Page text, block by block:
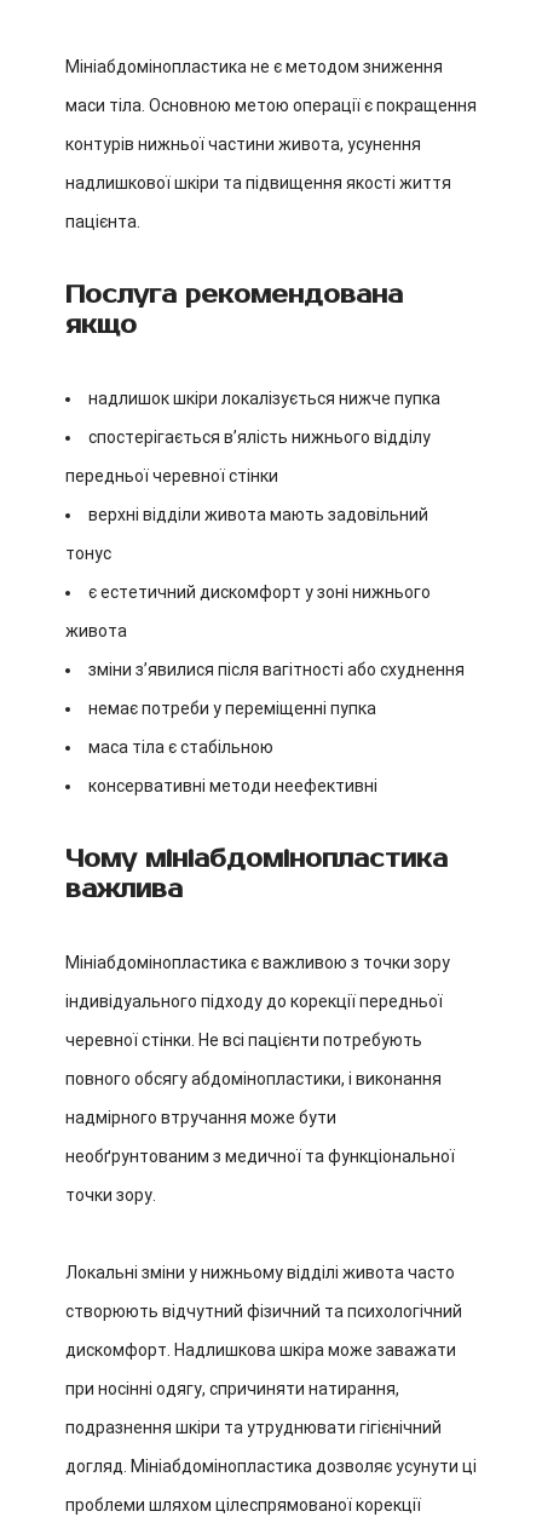
Мініабдомінопластика не є методом зниження
маси тіла. Основною метою операції є покращення
контурів нижньої частини живота, усунення
надлишкової шкіри та підвищення якості життя
пацієнта.
Послуга рекомендована
якщо
надлишок шкіри локалізується нижче пупка
спостерігається в’ялість нижнього відділу
передньої черевної стінки
верхні відділи живота мають задовільний
тонус
є естетичний дискомфорт у зоні нижнього
живота
зміни з’явилися після вагітності або схуднення
немає потреби у переміщенні пупка
маса тіла є стабільною
консервативні методи неефективні
Чому мініабдомінопластика
важлива
Мініабдомінопластика є важливою з точки зору
індивідуального підходу до корекції передньої
черевної стінки. Не всі пацієнти потребують
повного обсягу абдомінопластики, і виконання
надмірного втручання може бути
необґрунтованим з медичної та функціональної
точки зору.
Локальні зміни у нижньому відділі живота часто
створюють відчутний фізичний та психологічний
дискомфорт. Надлишкова шкіра може заважати
при носінні одягу, спричиняти натирання,
подразнення шкіри та утруднювати гігієнічний
догляд. Мініабдомінопластика дозволяє усунути ці
проблеми шляхом цілеспрямованої корекції